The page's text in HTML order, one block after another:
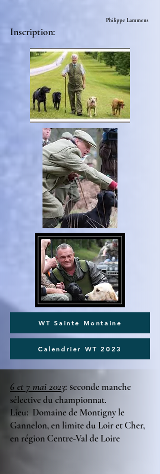
Philippe Lammens
Inscription:
WT Sainte Montaine
Calendrier WT 2023
6 et 7 mai 2023: seconde manche
sélective du championnat.
Lieu: Domaine de Montigny le
Gannelon, en limite du Loir et Cher,
en région Centre-Val de Loire